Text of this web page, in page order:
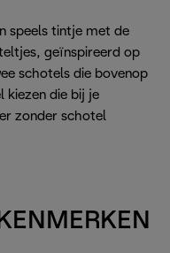
speels tintje met de
geïnspireerd op
schotels die bovenop
kiezen die bij je
zonder schotel